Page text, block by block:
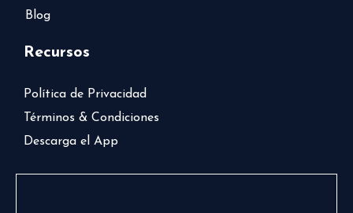
Blog
Recursos
Política de Privacidad
Términos & Condiciones
Descarga el App